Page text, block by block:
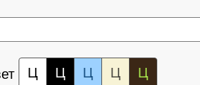
Ц Ц Ц Ц Ц